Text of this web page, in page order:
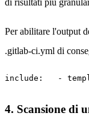
Per abilitare l'output
.gitlab-ci.yml di
include:   -
4. Scansione di